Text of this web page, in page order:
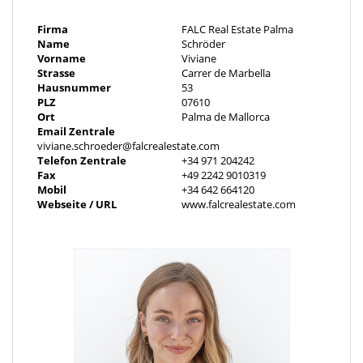
und zwei Badezimmern
- Terrassenflächen im Obergeschoss vorgesehen
- Garage
- Fundament bereits vorbereitet – Baubeginn zeitnah möglich
- Strom- und Wasseranschlüsse an das öffentliche
Versorgungsnetz vorhanden
- Über 200 massive Kalksteinblöcke zur optionalen Nutzung im
Grundstück mit genehmigungsreifem Bauprojekt für zwei
Wohneinheiten im Zentrum von Llucmajor
Firma
FALC Real Estate Palma
Name
Schröder
Vorname
Viviane
Strasse
Carrer de Marbella
Hausnummer
53
PLZ
07610
Ort
Palma de Mallorca
Email Zentrale
viviane.schroeder@falcrealestate.com
Telefon Zentrale
+34 971 204242
Fax
+49 2242 9010319
Mobil
+34 642 664120
Webseite / URL
www.falcrealestate.com